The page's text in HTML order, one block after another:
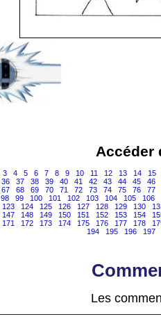
Accéder
3 4 5 6 7 8 9 10 11 12 13 14
15
36 37 38 39 40 41 42 43 44 45
46
67 68 69 70 71 72 73 74 75 76
77
98 99 100 101 102 103 104 105
106
123 124 125 126 127 128 129 130
147 148 149 150 151 152 153 154
171 172 173 174 175 176 177 178
194
195 196 197
Les